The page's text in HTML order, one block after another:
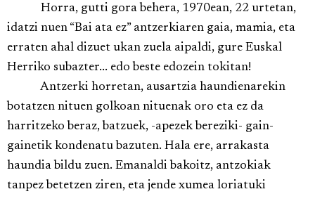
Horra, gutti gora behera, 1970ean, 22 urtetan,
idatzi nuen “Bai ata ez” antzerkiaren gaia, mamia, eta
erraten ahal dizuet ukan zuela aipaldi, gure Euskal
Herriko subazter... edo beste edozein tokitan!
Antzerki horretan, ausartzia haundienarekin
botatzen nituen golkoan nituenak oro eta ez da
harritzeko beraz, batzuek, -apezek bereziki- gain-
gainetik kondenatu bazuten. Hala ere, arrakasta
haundia bildu zuen. Emanaldi bakoitz, antzokiak
tanpez betetzen ziren, eta jende xumea loriatuki